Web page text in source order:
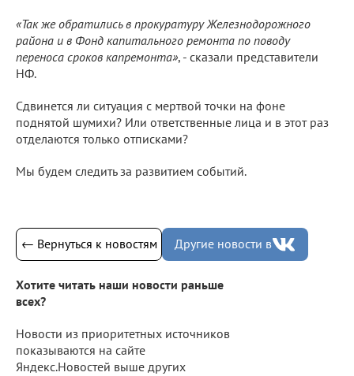
«Так же обратились в прокуратуру Железнодорожного
района и в Фонд капитального ремонта по поводу
переноса сроков капремонта», - сказали представители
НФ.
Сдвинется ли ситуация с мертвой точки на фоне
поднятой шумихи? Или ответственные лица и в этот раз
отделаются только отписками?
Мы будем следить за развитием событий.
← Вернуться к новостям Другие новости в
Хотите читать наши новости раньше
всех?
Новости из приоритетных источников
показываются на сайте
Яндекс.Новостей выше других